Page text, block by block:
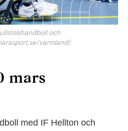
och
varmland)
mars
med IF Hellton och